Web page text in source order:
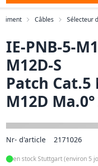
Câbles Sélecteur
IE-PNB-5-
M12D-S
Patch Cat.5
M12D
Nr- d'article 2171026
en stock Stuttgart (environ 5